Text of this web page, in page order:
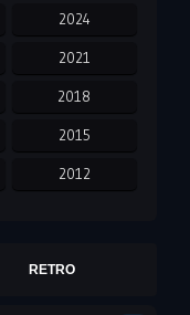
2024
2021
2018
2015
2012
RETRO